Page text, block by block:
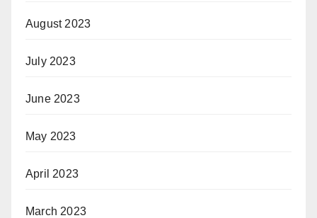
August 2023
July 2023
June 2023
May 2023
April 2023
March 2023